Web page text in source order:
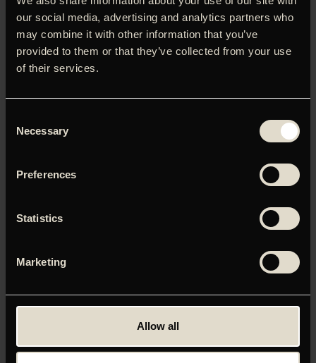
our social media, advertising and analytics partners who
may combine it with other information that you’ve
provided to them or that they’ve collected from your use
of their services.
Selection
Necessary
Preferences
Statistics
Marketing
Allow all
ondsindede Lizardin. Rollerne er besat af nogle af Frankrigs
mest velanskrevne skuespillere, der alle for én holder
masken – hvilket i sig selv er lidt af en præstation. Og
handlingen? Tja, superheletetene skal egentlig redde
verden, men først skal de genfinde korpsånden ved en
vildeste historier ved lejrbålet. Som Dupieux selvfølgelig
: Fransk med danske undertekster
video.
ORIGINAL TITEL